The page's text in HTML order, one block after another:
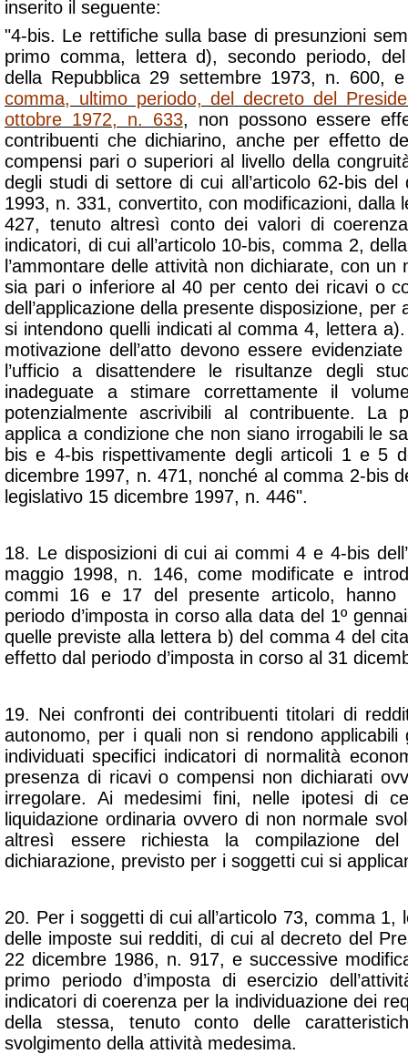
inserito il seguente:
"4-bis. Le rettifiche sulla base di presunzioni
primo comma, lettera d), secondo periodo,
della Repubblica 29 settembre 1973, n. 600, e
comma, ultimo periodo, del decreto del
ottobre 1972, n. 633, non possono essere
contribuenti che dichiarino, anche per effetto
compensi pari o superiori al livello della
degli studi di settore di cui all’articolo 62-bis del
1993, n. 331, convertito, con modificazioni, dalla
427, tenuto altresì conto dei valori di
indicatori, di cui all’articolo 10-bis, comma 2,
l’ammontare delle attività non dichiarate, con
sia pari o inferiore al 40 per cento dei ricavi o
dell’applicazione della presente disposizione,
si intendono quelli indicati al comma 4, lettera
motivazione dell’atto devono essere
l’ufficio a disattendere le risultanze degli
inadeguate a stimare correttamente il
potenzialmente ascrivibili al contribuente. La
applica a condizione che non siano irrogabili le
bis e 4-bis rispettivamente degli articoli 1 e 5
dicembre 1997, n. 471, nonché al comma 2-bis
legislativo 15 dicembre 1997, n. 446".
18. Le disposizioni di cui ai commi 4 e 4-bis
maggio 1998, n. 146, come modificate e
commi 16 e 17 del presente articolo, hanno
periodo d’imposta in corso alla data del 1º
quelle previste alla lettera b) del comma 4 del
effetto dal periodo d’imposta in corso al 31
19. Nei confronti dei contribuenti titolari di
autonomo, per i quali non si rendono
individuati specifici indicatori di normalità
presenza di ricavi o compensi non dichiarati
irregolare. Ai medesimi fini, nelle ipotesi di
liquidazione ordinaria ovvero di non normale
altresì essere richiesta la compilazione
dichiarazione, previsto per i soggetti cui si
20. Per i soggetti di cui all’articolo 73, comma
delle imposte sui redditi, di cui al decreto del
22 dicembre 1986, n. 917, e successive
primo periodo d’imposta di esercizio
indicatori di coerenza per la individuazione dei
della stessa, tenuto conto delle
svolgimento della attività medesima.